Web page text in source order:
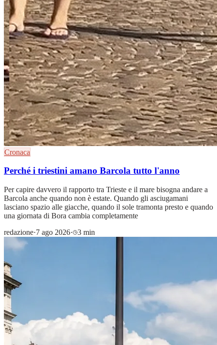
Cronaca
Perché i triestini amano Barcola tutto l'anno
Per capire davvero il rapporto tra Trieste e il mare bisogna andare a
Barcola anche quando non è estate. Quando gli asciugamani
lasciano spazio alle giacche, quando il sole tramonta presto e quando
una giornata di Bora cambia completamente
redazione·7 ago 2026· 3 min